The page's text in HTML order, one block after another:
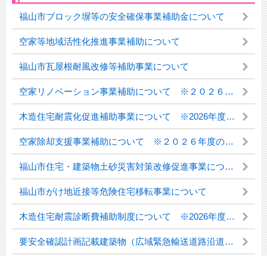
福山市ブロック塀等の安全確保事業補助金について
空家等地域活性化推進事業補助について
福山市瓦屋根耐風改修等補助事業について
空家リノベーション事業補助について ※２０２６年度の受付を開始しました。
木造住宅耐震化促進補助事業について ※2026年度の受付は終了しました。
空家除却支援事業補助について ※２０２６年度の受付を開始しました。
福山市住宅・建築物土砂災害対策改修促進事業について
福山市がけ地近接等危険住宅移転事業について
木造住宅耐震診断費補助制度について ※2026年度の募集を開始しました。
要安全確認計画記載建築物（広域緊急輸送道路沿道建築物）について